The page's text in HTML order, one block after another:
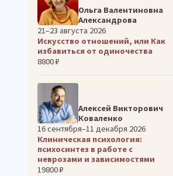
Ольга Валентиновна
Александрова
21–23 августа 2026
Искусство отношений, или Как
избавиться от одиночества
8800 ₽
Алексей Викторович
Коваленко
16 сентября–11 декабря 2026
Клиническая психология:
психосинтез в работе с
неврозами и зависимостями
19800 ₽